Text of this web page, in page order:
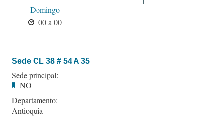
Domingo
00 a 00
Sede CL 38 # 54 A 35
Sede principal:
NO
Departamento:
Antioquia